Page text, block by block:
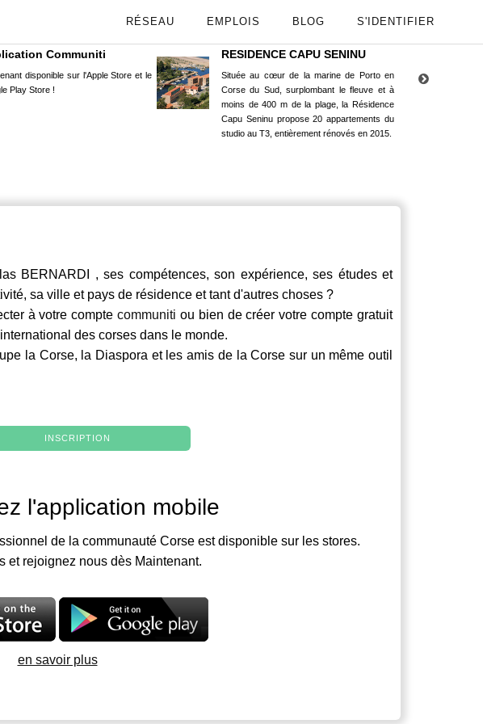
RÉSEAU EMPLOIS BLOG S'IDENTIFIER
Communiti
disponible sur l'Apple Store et le
Play Store !
RESIDENCE CAPU SENINU
Située au cœur de la marine de Porto en
Corse du Sud, surplombant le fleuve et à
moins de 400 m de la plage, la Résidence
Capu Seninu propose 20 appartements du
studio au T3, entièrement rénovés en 2015.
BERNARDI , ses compétences, son expérience, ses études et
sa ville et pays de résidence et tant d'autres choses ?
à votre comptecommuniti ou bien de créer votre compte gratuit
des corses dans le monde.
la Corse, la Diaspora et les amis de la Corse sur un même outil
INSCRIPTION
l'application mobile
de la communauté Corse est disponible sur les stores.
et rejoignez nous dès Maintenant.
en savoir plus